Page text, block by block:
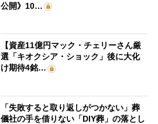
公開》10…
【資産11億円マック・チェリーさん厳
選「キオクシア・ショック」後に大化
け期待4銘…
「失敗すると取り返しがつかない」葬
儀社の手を借りない「DIY葬」の落とし